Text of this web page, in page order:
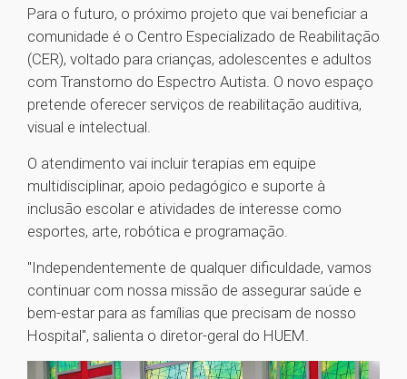
Para o futuro, o próximo projeto que vai beneficiar a
comunidade é o Centro Especializado de Reabilitação
(CER), voltado para crianças, adolescentes e adultos
com Transtorno do Espectro Autista. O novo espaço
pretende oferecer serviços de reabilitação auditiva,
visual e intelectual.
O atendimento vai incluir terapias em equipe
multidisciplinar, apoio pedagógico e suporte à
inclusão escolar e atividades de interesse como
esportes, arte, robótica e programação.
"Independentemente de qualquer dificuldade, vamos
continuar com nossa missão de assegurar saúde e
bem-estar para as famílias que precisam de nosso
Hospital", salienta o diretor-geral do HUEM.